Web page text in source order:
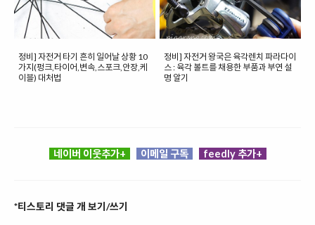
정비] 자전거 타기 흔히 일어날 상황 10
가지(펑크,타이어,변속,스포크,안장,케
이블) 대처법
정비] 자전거 왕국은 육각렌치 파라다이
스 : 육각 볼트를 채용한 부품과 부연 설
명 알기
네이버 이웃추가+ 이메일 구독 feedly 추가+
*티스토리 댓글 개 보기/쓰기